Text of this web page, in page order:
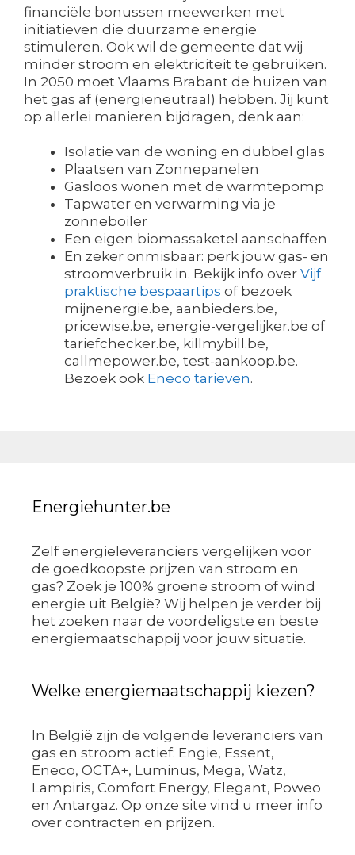
financiële bonussen meewerken met
initiatieven die duurzame energie
stimuleren. Ook wil de gemeente dat wij
minder stroom en elektriciteit te gebruiken.
In 2050 moet Vlaams Brabant de huizen van
het gas af (energieneutraal) hebben. Jij kunt
op allerlei manieren bijdragen, denk aan:
Isolatie van de woning en dubbel glas
Plaatsen van Zonnepanelen
Gasloos wonen met de warmtepomp
Tapwater en verwarming via je
zonneboiler
Een eigen biomassaketel aanschaffen
En zeker onmisbaar: perk jouw gas- en
stroomverbruik in. Bekijk info over Vijf
praktische bespaartips of bezoek
mijnenergie.be, aanbieders.be,
pricewise.be, energie-vergelijker.be of
tariefchecker.be, killmybill.be,
callmepower.be, test-aankoop.be.
Bezoek ook Eneco tarieven.
Energiehunter.be
Zelf energieleveranciers vergelijken voor
de goedkoopste prijzen van stroom en
gas? Zoek je 100% groene stroom of wind
energie uit België? Wij helpen je verder bij
het zoeken naar de voordeligste en beste
energiemaatschappij voor jouw situatie.
Welke energiemaatschappij kiezen?
In België zijn de volgende leveranciers van
gas en stroom actief: Engie, Essent,
Eneco, OCTA+, Luminus, Mega, Watz,
Lampiris, Comfort Energy, Elegant, Poweo
en Antargaz. Op onze site vind u meer info
over contracten en prijzen.